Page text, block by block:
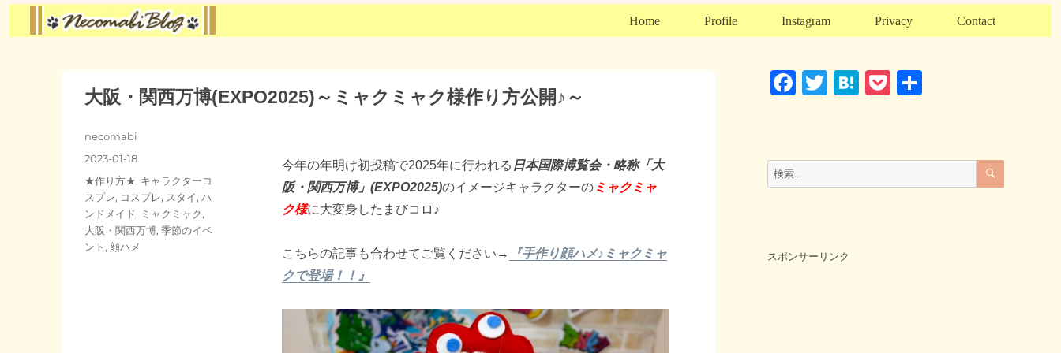
Home Profile Instagram Privacy Contact
大阪・関西万博(EXPO2025)～ミャクミャク様作り方公開♪～
今年の年明け初投稿で2025年に行われる 日本国際博覧会・略称「大
阪・関西万博」(EXPO2025)のイメージキャラクターの ミャクミャ
ク様に大変身したまびコロ♪
こちらの記事も合わせてご覧ください→
『手作り顔ハメ♪ミャクミャ
クで登場！！』
投
necomabi
投
稿
2023-01-18
カ
テ
ゴ
リ
ー
★作り方★, キャラクターコ
スプレ, コスプレ, スタイ, ハ
ンドメイド, ミャクミャク,
大阪・関西万博, 季節のイベ
ント , 顔ハメ
F
e
b
k
T
er
H
n
a
P
et
検
検
スポンサーリンク